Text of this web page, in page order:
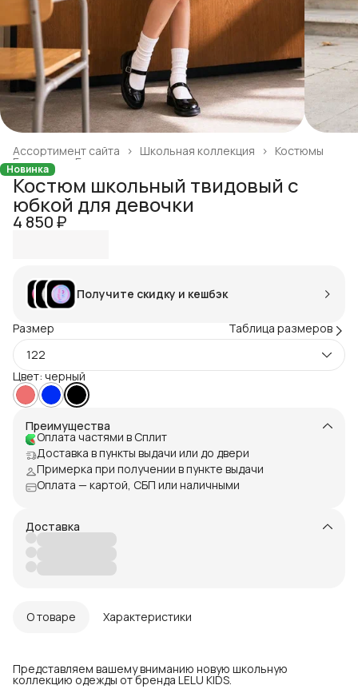
Костюмы
Школьная коллекция ›
Ассортимент сайта ›
Готовая продукция
Главная
Новинка
Костюм школьный твидовый с
юбкой для девочки
4 850 ₽
Получите скидку и кешбэк
Размер
Таблица размеров
122
Цвет: черный
Преимущества
Оплата частями в Сплит
Доставка в пункты выдачи или до двери
Примерка при получении в пункте выдачи
Оплата — картой, СБП или наличными
Доставка
О товаре Характеристики
Представляем вашему вниманию новую школьную
коллекцию одежды от бренда LELU KIDS.